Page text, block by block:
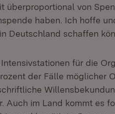
überproportional von
haben. Ich hoffe
Deutschland schaffen
für die
der Fälle möglicher
Auch im Land kommt es